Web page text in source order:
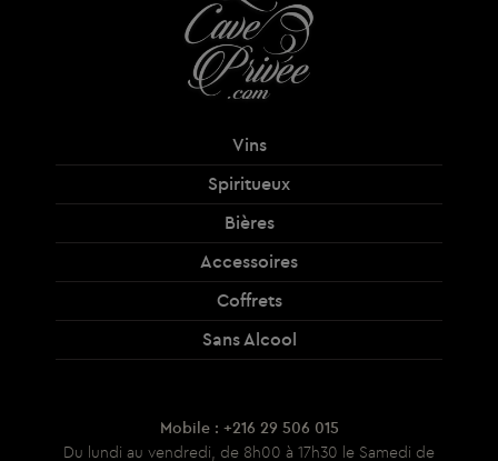
Vins
Spiritueux
Bières
Accessoires
Coffrets
Sans Alcool
Mobile : +216 29 506 015
Du lundi au vendredi, de 8h00 à 17h30 le Samedi de